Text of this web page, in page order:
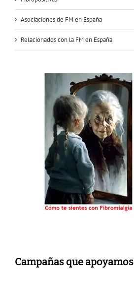
Asociaciones de FM en España
Relacionados con la FM en España
Campañas que apoyamos